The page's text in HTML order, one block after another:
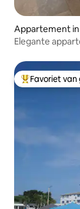
Appartement in
Elegante
Topfavoriet
Favoriet